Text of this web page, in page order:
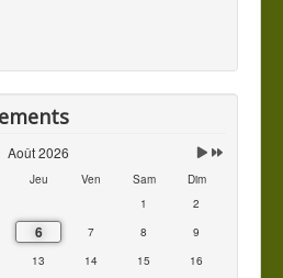
Août 2026
Jeu Ven Sam
Dim
1
2
6 7 8
9
13 14 15
16